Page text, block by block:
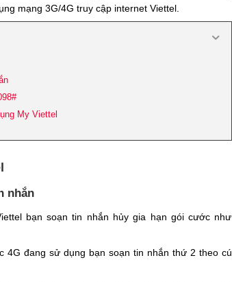
mạng 3G/4G truy cập internet Viettel.
My Viettel
nhắn
bạn soạn tin nhắn hủy gia hạn gói cước như
4G đang sử dụng bạn soạn tin nhắn thứ 2 theo cú